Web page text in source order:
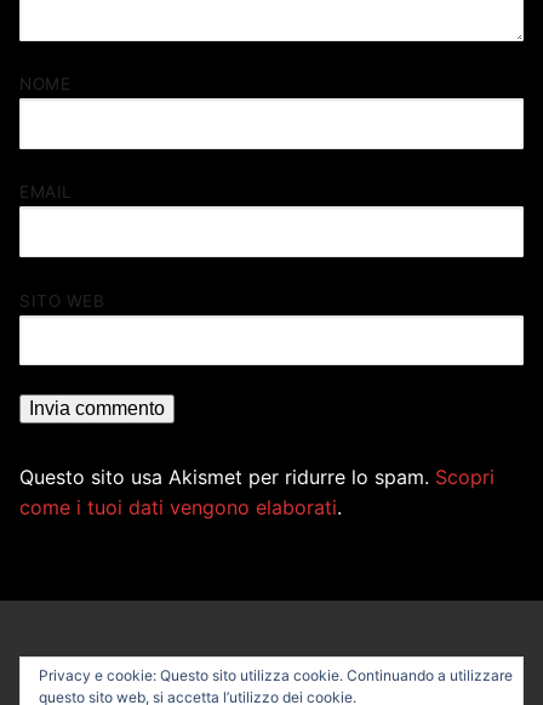
NOME
EMAIL
SITO WEB
Questo sito usa Akismet per ridurre lo spam. Scopri
come i tuoi dati vengono elaborati.
Privacy e cookie: Questo sito utilizza cookie. Continuando a utilizzare
questo sito web, si accetta l’utilizzo dei cookie.